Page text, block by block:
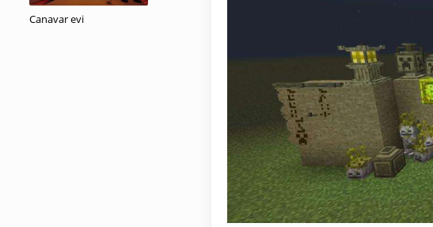
Canavar evi